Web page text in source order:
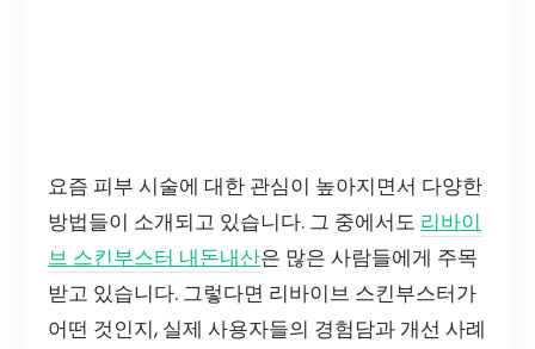
요즘 피부 시술에 대한 관심이 높아지면서 다양한
방법들이 소개되고 있습니다. 그 중에서도 리바이
브 스킨부스터 내돈내산은 많은 사람들에게 주목
받고 있습니다. 그렇다면 리바이브 스킨부스터가
어떤 것인지, 실제 사용자들의 경험담과 개선 사례